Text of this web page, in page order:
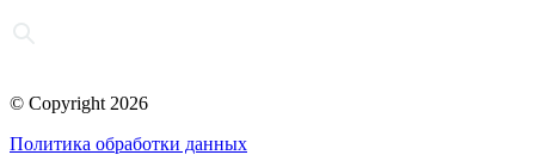
© Copyright 2026
Политика обработки данных